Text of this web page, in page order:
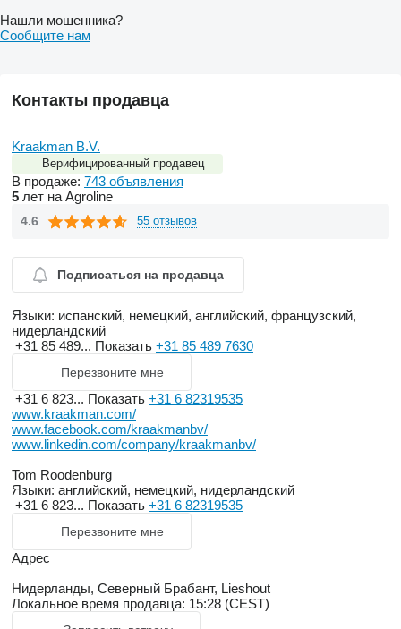
Нашли мошенника?
Сообщите нам
Контакты продавца
Kraakman B.V.
Верифицированный продавец
В продаже: 743 объявления
5 лет на Agroline
4.6 55 отзывов
Подписаться на продавца
Языки: испанский, немецкий, английский, французский,
нидерландский
+31 85 489... Показать +31 85 489 7630
Перезвоните мне
+31 6 823... Показать +31 6 82319535
www.kraakman.com/
www.facebook.com/kraakmanbv/
www.linkedin.com/company/kraakmanbv/
Tom Roodenburg
Языки: английский, немецкий, нидерландский
+31 6 823... Показать +31 6 82319535
Перезвоните мне
Адрес
Нидерланды, Северный Брабант, Lieshout
Локальное время продавца: 15:28 (CEST)